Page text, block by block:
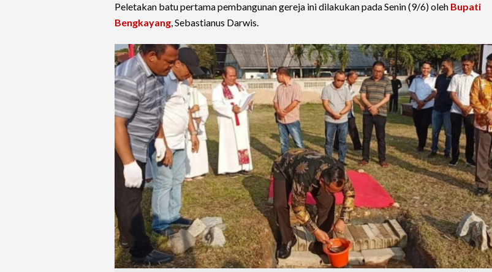
Peletakan batu pertama pembangunan gereja ini dilakukan pada Senin (9/6) oleh Bupati
Bengkayang, Sebastianus Darwis.